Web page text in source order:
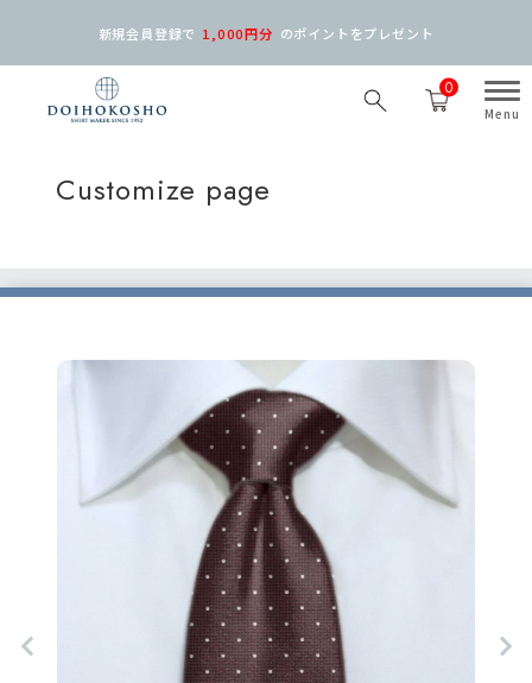
0
新規会員登録で 1,000円分 のポイントをプレゼント
Customize page